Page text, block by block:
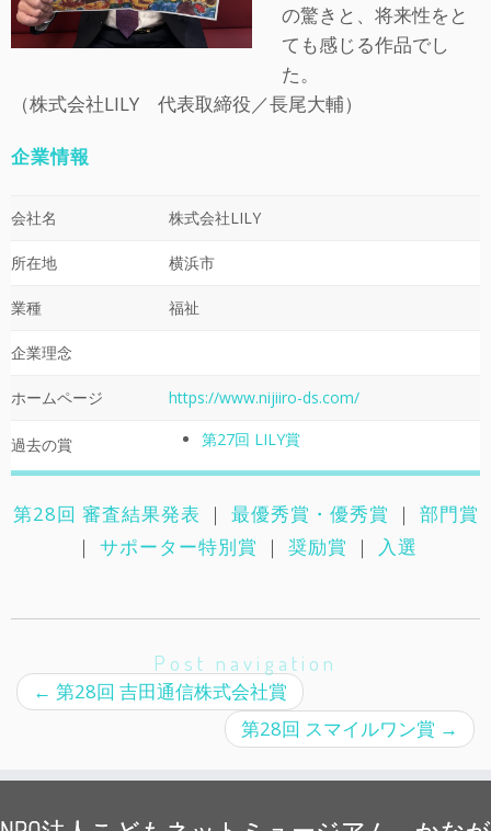
の驚きと、将来性をと
ても感じる作品でし
た。
（株式会社LILY 代表取締役／長尾大輔）
企業情報
会社名 株式会社LILY
所在地 横浜市
業種 福祉
企業理念
ホームページ https://www.nijiiro-ds.com/
過去の賞 第27回 LILY賞
第28回 審査結果発表 ｜ 最優秀賞・優秀賞 ｜ 部門賞
｜ サポーター特別賞 ｜ 奨励賞 ｜ 入選
Post navigation
← 第28回 吉田通信株式会社賞
第28回 スマイルワン賞 →